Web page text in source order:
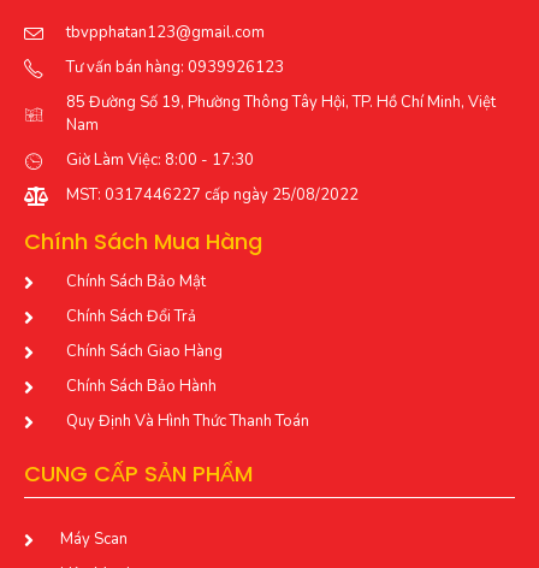
tbvpphatan123@gmail.com
Tư vấn bán hàng: 0939926123
85 Đường Số 19, Phường Thông Tây Hội, TP. Hồ Chí Minh, Việt
Nam
Giờ Làm Việc: 8:00 - 17:30
MST: 0317446227 cấp ngày 25/08/2022
Chính Sách Mua Hàng
Chính Sách Bảo Mật
Chính Sách Đổi Trả
Chính Sách Giao Hàng
Chính Sách Bảo Hành
Quy Định Và Hình Thức Thanh Toán
CUNG CẤP SẢN PHẨM
Máy Scan